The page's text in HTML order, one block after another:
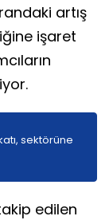
artış
işaret
sektörüne
edilen